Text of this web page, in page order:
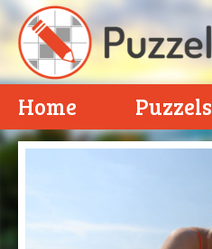
Home Puzzels